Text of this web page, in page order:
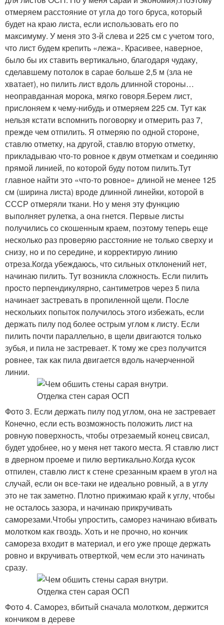
отмеряем расстояние от угла до того бруса, который
будет на краю листа, если использовать его по
максимуму. У меня это 3-й слева и 225 см с учетом того,
что лист будем крепить «лежа». Красивее, наверное,
было бы их ставить вертикально, благодаря чудаку,
сделавшему потолок в сарае больше 2,5 м (зла не
хватает), но пилить лист вдоль длинной стороны…
неоправданная морока, мягко говоря.Берем лист,
прислоняем к чему-нибудь и отмеряем 225 см. Тут как
нельзя кстати вспомнить поговорку и отмерить раз 7,
прежде чем отпилить. Я отмеряю по одной стороне,
ставлю отметку, на другой, ставлю вторую отметку,
прикладываю что-то ровное к двум отметкам и соединяю
прямой линией, по которой буду потом пилить.Тут
главное найти это «что-то ровное» длиной не менее 125
см (ширина листа) вроде длинной линейки, которой в
СССР отмеряли ткани. Но у меня эту функцию
выполняет рулетка, а она гнется. Первые листы
получились со скошенным краем, поэтому теперь еще
несколько раз проверяю расстояние не только сверху и
снизу, но и по середине, и корректирую линию
отреза.Когда убеждаюсь, что сильных отклонений нет,
начинаю пилить. Тут возникла сложность. Если пилить
просто перпендикулярно, сантиметров через 5 пила
начинает застревать в пропиленной щели. После
нескольких попыток получилось этого избежать, если
держать пилу под более острым углом к листу. Если
пилить почти параллельно, в щели двигаются только
зубья, и пила не застревает. К тому же срез получится
ровнее, так как пила двигается вдоль начерченной
линии.
Фото 3. Если держать пилу под углом, она не застревает
Конечно, если есть возможность положить лист на
ровную поверхность, чтобы отрезаемый конец свисал,
будет удобнее, но у меня нет такого места. Я ставлю лист
в дверном проеме и пилю вертикально.Когда кусок
отпилен, ставлю лист к стене срезанным краем в угол на
случай, если он все-таки не идеально ровный, а в углу
это не так заметно. Плотно прижимаю край к углу, чтобы
не осталось зазора, и начинаю прикручивать
саморезами.Чтобы упростить, саморез начинаю вбивать
молотком как гвоздь. Хоть и не прочно, но кончик
самореза входит в материал, и его уже проще держать
ровно и вкручивать отверткой, чем если это начинать
сразу.
Фото 4. Саморез, вбитый сначала молотком, держится
кончиком в дереве